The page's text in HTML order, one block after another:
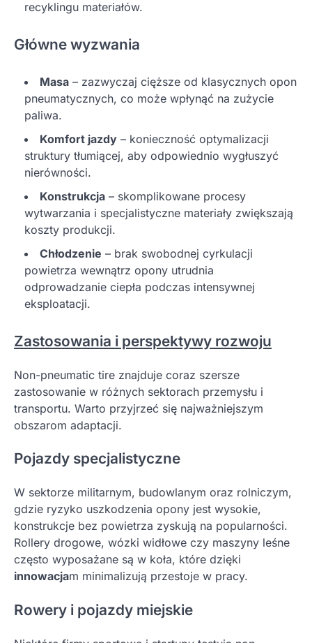
recyklingu materiałów.
Główne wyzwania
Masa – zazwyczaj cięższe od klasycznych opon
pneumatycznych, co może wpłynąć na zużycie
paliwa.
Komfort jazdy – konieczność optymalizacji
struktury tłumiącej, aby odpowiednio wygłuszyć
nierówności.
Konstrukcja – skomplikowane procesy
wytwarzania i specjalistyczne materiały zwiększają
koszty produkcji.
Chłodzenie – brak swobodnej cyrkulacji
powietrza wewnątrz opony utrudnia
odprowadzanie ciepła podczas intensywnej
eksploatacji.
Zastosowania i perspektywy rozwoju
Non-pneumatic tire znajduje coraz szersze
zastosowanie w różnych sektorach przemysłu i
transportu. Warto przyjrzeć się najważniejszym
obszarom adaptacji.
Pojazdy specjalistyczne
W sektorze militarnym, budowlanym oraz rolniczym,
gdzie ryzyko uszkodzenia opony jest wysokie,
konstrukcje bez powietrza zyskują na popularności.
Rollery drogowe, wózki widłowe czy maszyny leśne
często wyposażane są w koła, które dzięki
innowacjam minimalizują przestoje w pracy.
Rowery i pojazdy miejskie